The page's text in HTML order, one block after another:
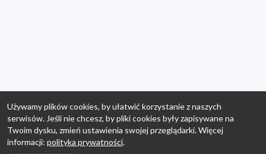
Używamy plików cookies, by ułatwić korzystanie z naszych
serwisów. Jeśli nie chcesz, by pliki cookies były zapisywane na
Twoim dysku, zmień ustawienia swojej przeglądarki. Więcej
informacji: polityka prywatności.